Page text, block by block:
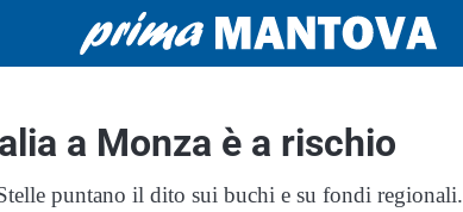
a Monza è a rischio
puntano il dito sui buchi e su fondi regionali.